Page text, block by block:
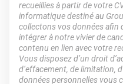
recueillies à partir de votre
informatique destiné au
collectons vos données afin
intégrer à notre vivier de
contenu en lien avec votre
Vous disposez d’un droit
d’effacement, de limitation,
données personnelles vous